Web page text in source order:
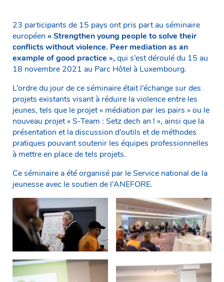
23 participants de 15 pays ont pris part au séminaire
européen « Strengthen young people to solve their
conflicts without violence. Peer mediation as an
example of good practice »,qui s’est déroulé du 15 au
18 novembre 2021 au Parc Hôtel à Luxembourg.
L’ordre du jour de ce séminaire était l’échange sur des
projets existants visant à réduire la violence entre les
jeunes, tels que le projet « médiation par les pairs » ou le
nouveau projet « S-Team : Setz dech an ! », ainsi que la
présentation et la discussion d’outils et de méthodes
pratiques pouvant soutenir les équipes professionnelles
à mettre en place de tels projets.
Ce séminaire a été organisé par le Service national de la
jeunesse avec le soutien de l’ANEFORE.